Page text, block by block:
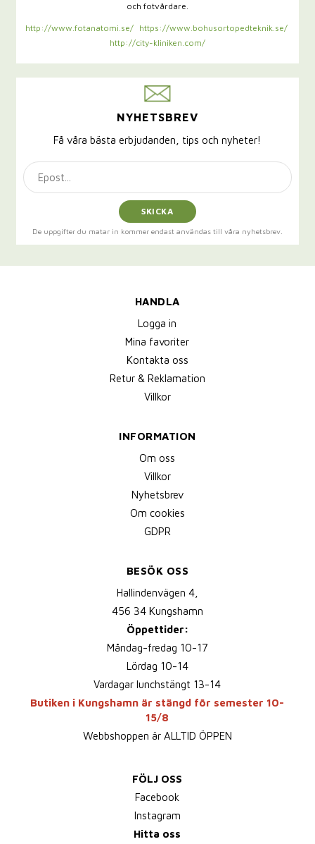
och fotvårdare.
http://www.fotanatomi.se/
https://www.bohusortopedteknik.se/
http://city-kliniken.com/
NYHETSBREV
Få våra bästa erbjudanden, tips och nyheter!
SKICKA
De uppgifter du matar in kommer endast användas till våra nyhetsbrev.
HANDLA
Logga in
Mina favoriter
Kontakta oss
Retur & Reklamation
Villkor
INFORMATION
Om oss
Villkor
Nyhetsbrev
Om cookies
GDPR
BESÖK OSS
Hallindenvägen 4,
456 34 Kungshamn
Öppettider:
Måndag-fredag 10-17
Lördag 10-14
Vardagar lunchstängt 13-14
Butiken i Kungshamn är stängd för semester 10-
15/8
Webbshoppen är ALLTID ÖPPEN
FÖLJ OSS
Facebook
Instagram
Hitta oss